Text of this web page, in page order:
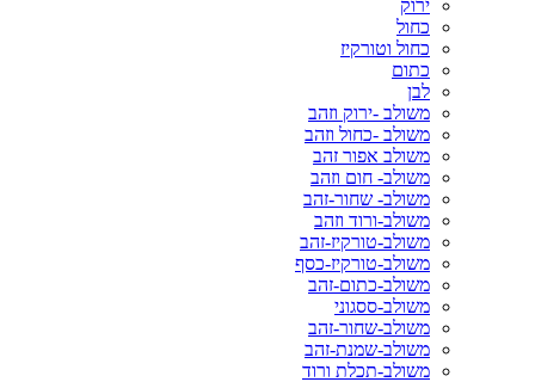
ירוק
כחול
כחול וטורקיז
כתום
לבן
משולב -ירוק וזהב
משולב -כחול וזהב
משולב אפור זהב
משולב- חום וזהב
משולב- שחור-זהב
משולב-ורוד וזהב
משולב-טורקיז-זהב
משולב-טורקיז-כסף
משולב-כתום-זהב
משולב-ססגוני
משולב-שחור-זהב
משולב-שמנת-זהב
משולב-תכלת ורוד